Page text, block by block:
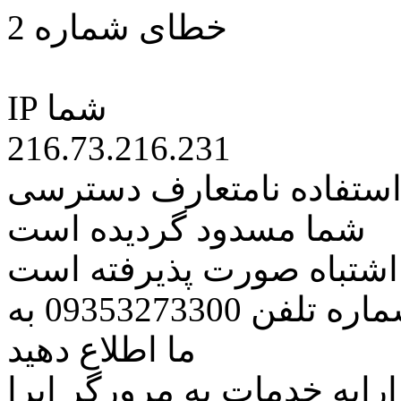
خطای شماره 2
IP شما
216.73.216.231
نامتعارف دسترسی
شما مسدود گردیده است
اشتباه صورت پذیرفته است
مراتب این مسئله را از طریق شماره تلفن 09353273300 به
ما اطلاع دهید
خدمات به مرورگر اپرا